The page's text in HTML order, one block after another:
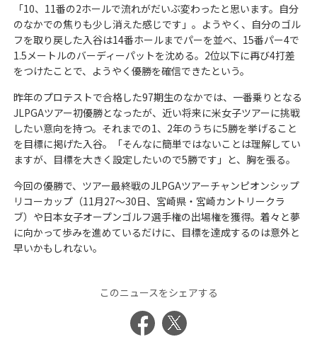
「10、11番の2ホールで流れがだいぶ変わったと思います。自分
のなかでの焦りも少し消えた感じです」。ようやく、自分のゴル
フを取り戻した入谷は14番ホールまでパーを並べ、15番パー4で
1.5メートルのバーディーパットを沈める。2位以下に再び4打差
をつけたことで、ようやく優勝を確信できたという。
昨年のプロテストで合格した97期生のなかでは、一番乗りとなる
JLPGAツアー初優勝となったが、近い将来に米女子ツアーに挑戦
したい意向を持つ。それまでの1、2年のうちに5勝を挙げること
を目標に掲げた入谷。「そんなに簡単ではないことは理解してい
ますが、目標を大きく設定したいので5勝です」と、胸を張る。
今回の優勝で、ツアー最終戦のJLPGAツアーチャンピオンシップ
リコーカップ（11月27～30日、宮崎県・宮崎カントリークラ
ブ）や日本女子オープンゴルフ選手権の出場権を獲得。着々と夢
に向かって歩みを進めているだけに、目標を達成するのは意外と
早いかもしれない。
このニュースをシェアする